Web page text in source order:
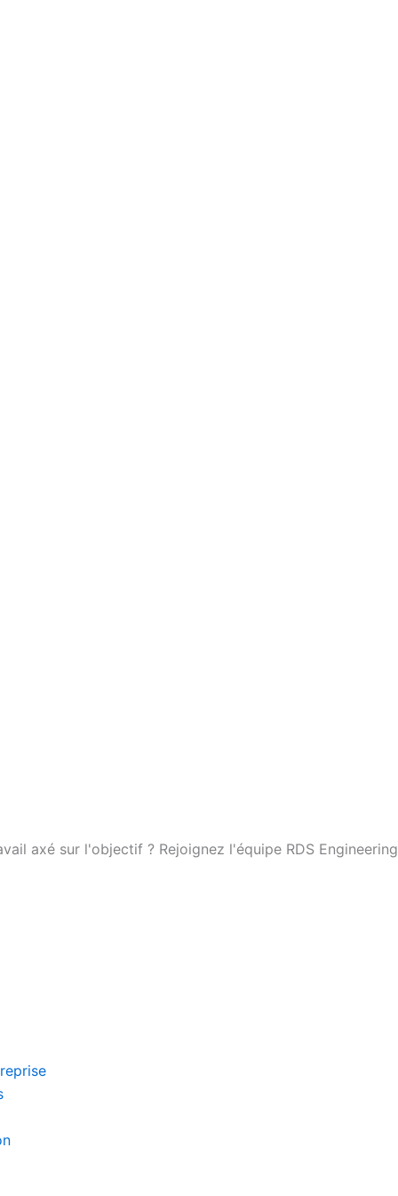
axé sur l'objectif ? Rejoignez l'équipe RDS Engineering